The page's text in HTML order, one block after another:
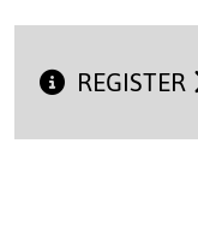
REGISTER